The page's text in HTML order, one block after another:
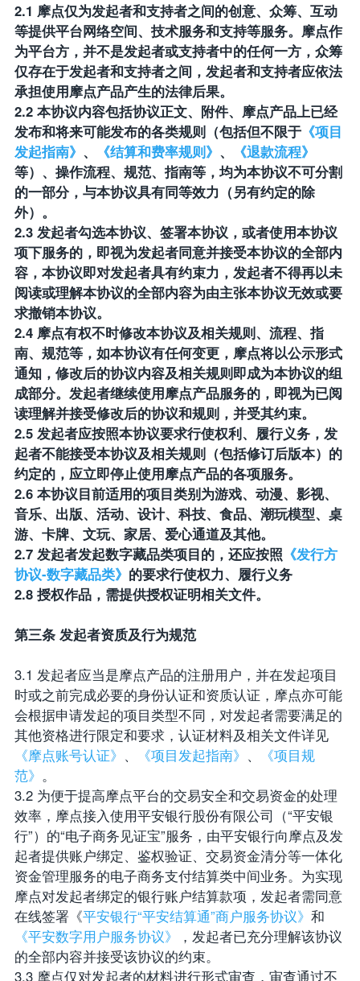
2.1 摩点仅为发起者和支持者之间的创意、众筹、互动
等提供平台网络空间、技术服务和支持等服务。摩点作
为平台方，并不是发起者或支持者中的任何一方，众筹
仅存在于发起者和支持者之间，发起者和支持者应依法
承担使用摩点产品产生的法律后果。
2.2 本协议内容包括协议正文、附件、摩点产品上已经
发布和将来可能发布的各类规则（包括但不限于《项目
发起指南》 、 《结算和费率规则》 、
《退款流程》
等）、操作流程、规范、指南等，均为本协议不可分割
的一部分，与本协议具有同等效力（另有约定的除
外）。
2.3 发起者勾选本协议、签署本协议，或者使用本协议
项下服务的，即视为发起者同意并接受本协议的全部内
容，本协议即对发起者具有约束力，发起者不得再以未
阅读或理解本协议的全部内容为由主张本协议无效或要
求撤销本协议。
2.4 摩点有权不时修改本协议及相关规则、流程、指
南、规范等，如本协议有任何变更，摩点将以公示形式
通知，修改后的协议内容及相关规则即成为本协议的组
成部分。发起者继续使用摩点产品服务的，即视为已阅
读理解并接受修改后的协议和规则，并受其约束。
2.5 发起者应按照本协议要求行使权利、履行义务，发
起者不能接受本协议及相关规则（包括修订后版本）的
约定的，应立即停止使用摩点产品的各项服务。
2.6 本协议目前适用的项目类别为游戏、动漫、影视、
音乐、出版、活动、设计、科技、食品、潮玩模型、桌
游、 卡牌、文玩、家居、 爱心通道及其他。
2.7 发起者发起数字藏品类项目的，还应按照 《发行方
协议-数字藏品类》 的要求行使权力、履行义务
2.8 授权作品，需提供授权证明相关文件。
第三条 发起者资质及行为规范
3.1 发起者应当是摩点产品的注册用户，并在发起项目
时或之前完成必要的身份认证和资质认证，摩点亦可能
会根据申请发起的项目类型不同，对发起者需要满足的
其他资格进行限定和要求，认证材料及相关文件详见
《摩点账号认证》 、 《项目发起指南》 、
《项目规
范》 。
3.2 为便于提高摩点平台的交易安全和交易资金的处理
效率，摩点接入使用平安银行股份有限公司（“平安银
行”）的“电子商务见证宝”服务，由平安银行向摩点及发
起者提供账户绑定、鉴权验证、交易资金清分等一体化
资金管理服务的电子商务支付结算类中间业务。为实现
摩点对发起者绑定的银行账户结算款项，发起者需同意
在线签署《平安银行“平安结算通”商户服务协议》 和
《平安数字用户服务协议》
，发起者已充分理解该协议
的全部内容并接受该协议的约束。
3.3 摩点仅对发起者的材料进行形式审查，审查通过不